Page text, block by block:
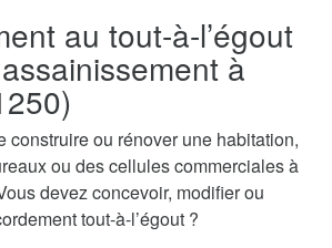
au tout-à-l’égout
à
construire ou rénover une habitation,
ou des cellules commerciales à
devez concevoir, modifier ou
tout-à-l’égout ?